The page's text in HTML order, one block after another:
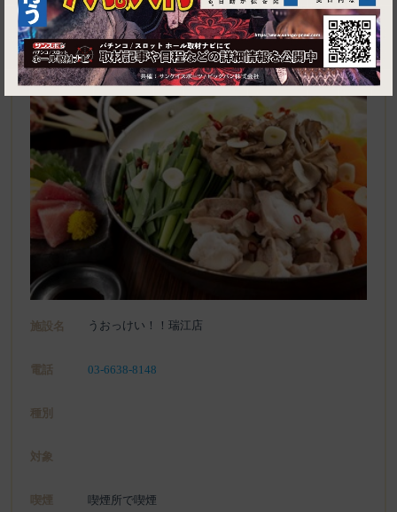
施設名 うおっけい！！瑞江店
電話 03-6638-8148
種別
対象
喫煙 喫煙所で喫煙